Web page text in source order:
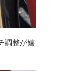
調整が嬉